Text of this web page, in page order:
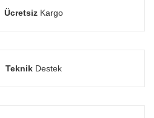
ÜcretsizKargo
TeknikDestek